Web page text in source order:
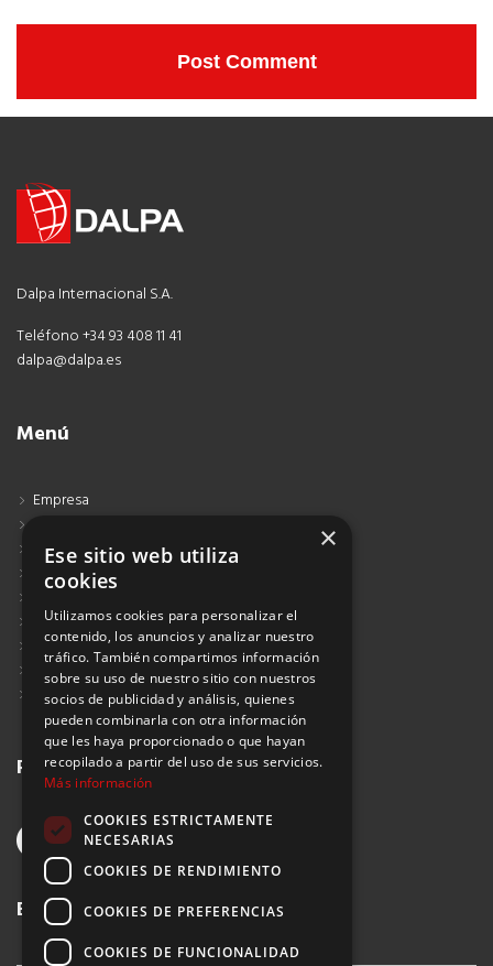
Dalpa Internacional S.A.
Teléfono +34 93 408 11 41
dalpa@dalpa.es
Menú
Empresa
Blog
Aviso Legal
Política de Privacidad
Política de Cookies
Política de Privacidad Redes Sociales
Suscribirse al Newsletter
Redes sociales
Buscar
×
Ese sitio web utiliza
cookies
Utilizamos cookies para personalizar el
contenido, los anuncios y analizar nuestro
tráfico. También compartimos información
sobre su uso de nuestro sitio con nuestros
socios de publicidad y análisis, quienes
pueden combinarla con otra información
que les haya proporcionado o que hayan
recopilado a partir del uso de sus servicios.
Más información
COOKIES ESTRICTAMENTE
NECESARIAS
COOKIES DE RENDIMIENTO
COOKIES DE PREFERENCIAS
COOKIES DE FUNCIONALIDAD